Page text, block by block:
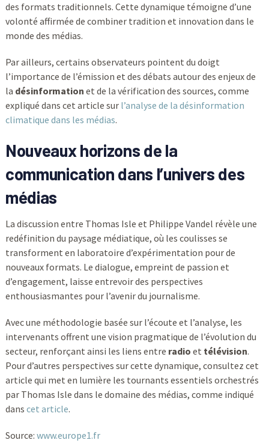
des formats traditionnels. Cette dynamique témoigne d’une
volonté affirmée de combiner tradition et innovation dans le
monde des médias.
Par ailleurs, certains observateurs pointent du doigt
l’importance de l’émission et des débats autour des enjeux de
la désinformation et de la vérification des sources, comme
expliqué dans cet article sur l’analyse de la désinformation
climatique dans les médias.
Nouveaux horizons de la
communication dans l’univers des
médias
La discussion entre Thomas Isle et Philippe Vandel révèle une
redéfinition du paysage médiatique, où les coulisses se
transforment en laboratoire d’expérimentation pour de
nouveaux formats. Le dialogue, empreint de passion et
d’engagement, laisse entrevoir des perspectives
enthousiasmantes pour l’avenir du journalisme.
Avec une méthodologie basée sur l’écoute et l’analyse, les
intervenants offrent une vision pragmatique de l’évolution du
secteur, renforçant ainsi les liens entre radio et télévision.
Pour d’autres perspectives sur cette dynamique, consultez cet
article qui met en lumière les tournants essentiels orchestrés
par Thomas Isle dans le domaine des médias, comme indiqué
dans cet article.
Source: www.europe1.fr